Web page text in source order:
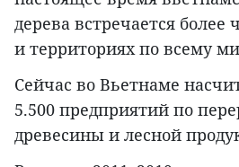
дерева встречается более
и территориях по всему
Сейчас во Вьетнаме
5.500 предприятий по
древесины и лесной